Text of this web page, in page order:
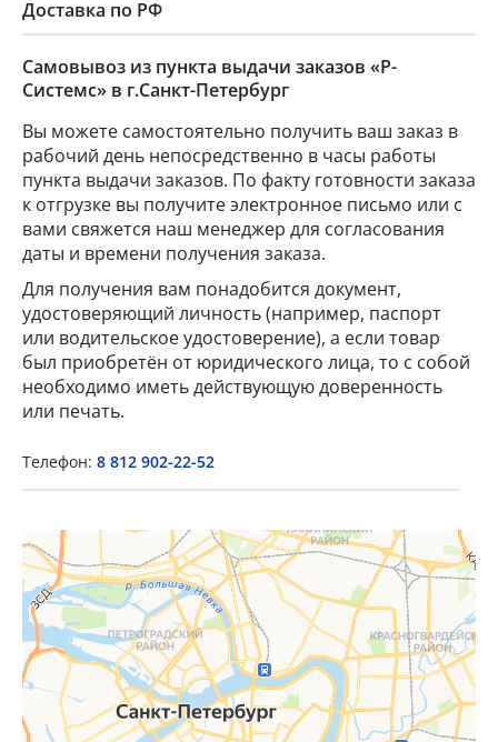
Доставка по РФ
Самовывоз из пункта выдачи заказов «Р-
Системс» в г.Санкт-Петербург
Вы можете самостоятельно получить ваш заказ в
рабочий день непосредственно в часы работы
пункта выдачи заказов. По факту готовности заказа
к отгрузке вы получите электронное письмо или с
вами свяжется наш менеджер для согласования
даты и времени получения заказа.
Для получения вам понадобится документ,
удостоверяющий личность (например, паспорт
или водительское удостоверение), а если товар
был приобретён от юридического лица, то с собой
необходимо иметь действующую доверенность
или печать.
Телефон: 8 812 902-22-52
×